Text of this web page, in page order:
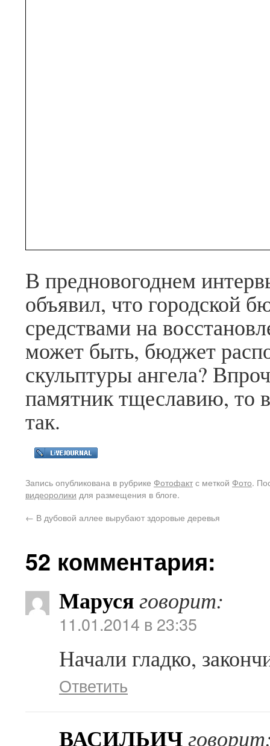
В предновогоднем
объявил, что городской
средствами на
может быть, бюджет
скульптуры ангела?
памятник тщеславию, то
так.
Запись опубликована в рубрике Фотофактс меткой Фото.
видеоролики для размещения в блоге.
← В дубовой аллее вырубают здоровые деревья
52 комментария:
Марусяговорит:
11.01.2014 в 23:35
Начали гладко,
Ответить
ВАСИЛЬИЧ